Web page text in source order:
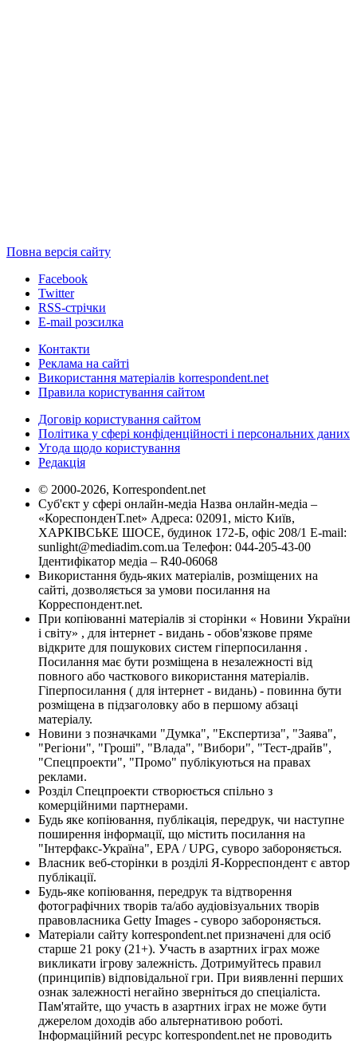
Повна версія сайту
Facebook
Twitter
RSS-стрічки
E-mail розсилка
Контакти
Реклама на сайті
Використання матеріалів korrespondent.net
Правила користування сайтом
Договір користування сайтом
Політика у сфері конфіденційності і персональних даних
Угода щодо користування
Редакція
© 2000-2026, Korrespondent.net
Суб'єкт у сфері онлайн-медіа Назва онлайн-медіа –
«КореспонденТ.net» Адреса: 02091, місто Київ,
ХАРКІВСЬКЕ ШОСЕ, будинок 172-Б, офіс 208/1 E-mail:
sunlight@mediadim.com.ua Телефон: 044-205-43-00
Ідентифікатор медіа – R40-06068
Використання будь-яких матеріалів, розміщених на
сайті, дозволяється за умови посилання на
Корреспондент.net.
При копіюванні матеріалів зі сторінки « Новини України
і світу» , для інтернет - видань - обов'язкове пряме
відкрите для пошукових систем гіперпосилання .
Посилання має бути розміщена в незалежності від
повного або часткового використання матеріалів.
Гіперпосилання ( для інтернет - видань) - повинна бути
розміщена в підзаголовку або в першому абзаці
матеріалу.
Новини з позначками "Думка", "Експертиза", "Заява",
"Регіони", "Гроші", "Влада", "Вибори", "Тест-драйв",
"Спецпроекти", "Промо" публікуються на правах
реклами.
Розділ Спецпроекти створюється спільно з
комерційними партнерами.
Будь яке копіювання, публікація, передрук, чи наступне
поширення інформації, що містить посилання на
"Інтерфакс-Україна", EPA / UPG, суворо забороняється.
Власник веб-сторінки в розділі Я-Корреспондент є автор
публікації.
Будь-яке копіювання, передрук та відтворення
фотографічних творів та/або аудіовізуальних творів
правовласника Getty Images - суворо забороняється.
Матеріали сайту korrespondent.net призначені для осіб
старше 21 року (21+). Участь в азартних іграх може
викликати ігрову залежність. Дотримуйтесь правил
(принципів) відповідальної гри. При виявленні перших
ознак залежності негайно зверніться до спеціаліста.
Пам'ятайте, що участь в азартних іграх не може бути
джерелом доходів або альтернативою роботі.
Інформаційний ресурс korrespondent.net не проводить